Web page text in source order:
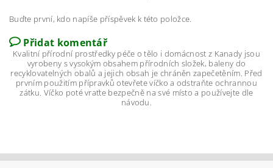
Buďte první, kdo napíše příspěvek k této položce.
Přidat komentář
Kvalitní přírodní prostředky péče o tělo i domácnost z Kanady jsou
vyrobeny s vysokým obsahem přírodních složek, baleny do
recyklovatelných obalů a jejich obsah je chráněn zapečetěním. Před
prvním použitím přípravků otevřete víčko a odstraňte ochrannou
zátku. Víčko poté vraťte bezpečně na své místo a používejte dle
návodu.